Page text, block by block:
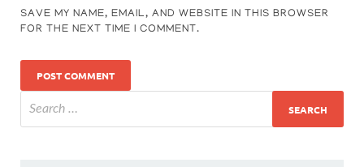
SAVE MY NAME, EMAIL, AND WEBSITE IN THIS BROWSER
FOR THE NEXT TIME I COMMENT.